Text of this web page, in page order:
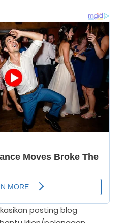
posting blog